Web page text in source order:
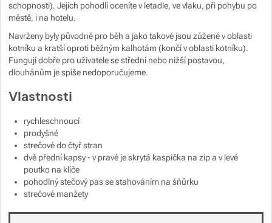
schopnosti). Jejich pohodlí oceníte v letadle, ve vlaku, při pohybu po
městě, i na hotelu.
Navrženy byly původně pro běh a jako takové jsou zúžené v oblasti
kotníku a kratší oproti běžným kalhotám (končí v oblasti kotníku).
Fungují dobře pro uživatele se střední nebo nižší postavou,
dlouhánům je spíše nedoporučujeme.
Vlastnosti
rychleschnoucí
prodyšné
strečové do čtyř stran
dvě přední kapsy - v pravé je skrytá kaspička na zip a v levé
poutko na klíče
pohodlný stečový pas se stahováním na šňůrku
strečové manžety
Zobrazit více
Zobrazit více
Zobrazit více
Zobrazit více
Zobrazit více
Zobrazit více
Zobrazit více
Zobrazit více
Zobrazit více
Zobrazit více
Zobrazit více